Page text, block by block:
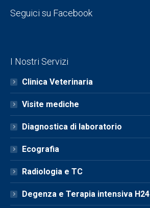
Seguici su Facebook
I Nostri Servizi
Clinica Veterinaria
Visite mediche
Diagnostica di laboratorio
Ecografia
Radiologia e TC
Degenza e Terapia intensiva H24